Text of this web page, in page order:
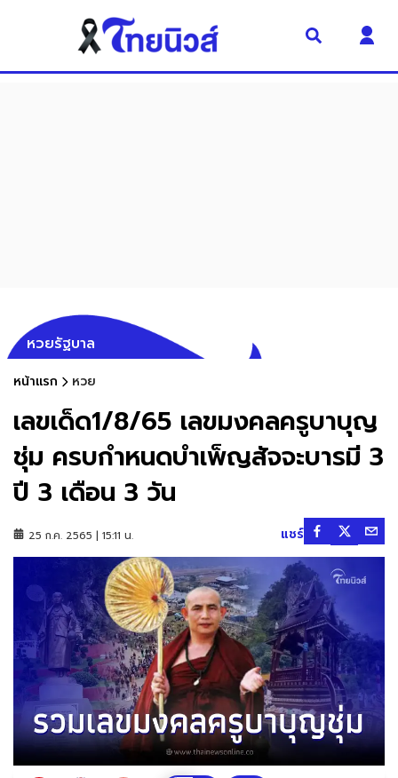
หวยรัฐบาล
หน้าแรก หวย
เลขเด็ด1/8/65 เลขมงคลครูบาบุญ
ชุ่ม ครบกำหนดบำเพ็ญสัจจะบารมี 3
ปี 3 เดือน 3 วัน
25 ก.ค. 2565 | 15:11 น. แชร์